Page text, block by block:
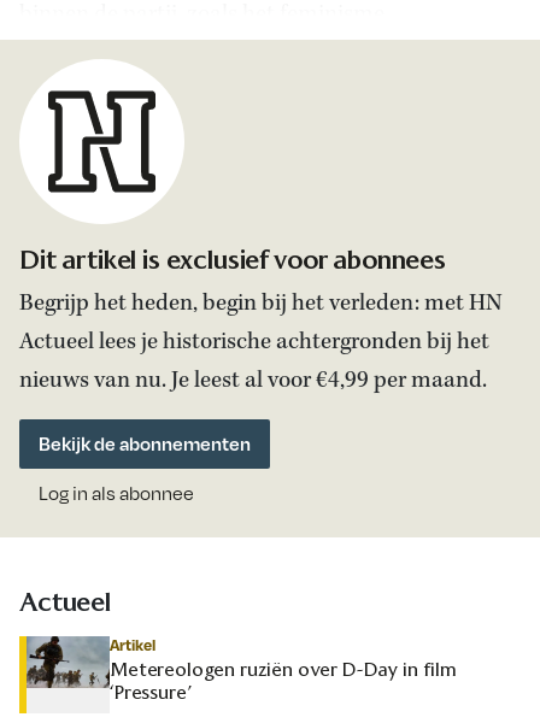
Dit artikel is exclusief voor abonnees
Begrijp het heden, begin bij het verleden: met HN
Actueel lees je historische achtergronden bij het
nieuws van nu. Je leest al voor €4,99 per maand.
Bekijk de abonnementen
Log in als abonnee
Actueel
Artikel
Metereologen ruziën over D-Day in film
‘Pressure’